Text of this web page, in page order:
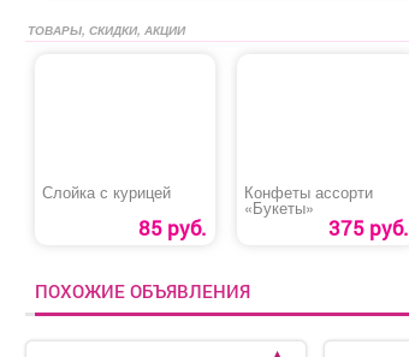
ТОВАРЫ, СКИДКИ, АКЦИИ
Слойка с курицей
85 руб.
Конфеты ассорти
«Букеты»
375 руб.
ПОХОЖИЕ ОБЪЯВЛЕНИЯ